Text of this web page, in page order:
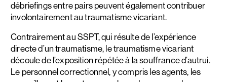
débriefings entre pairs peuvent également contribuer
involontairement au traumatisme vicariant.
Contrairement au SSPT, qui résulte de l’expérience
directe d’un traumatisme, le traumatisme vicariant
découle de l’exposition répétée à la souffrance d’autrui.
Le personnel correctionnel, y compris les agents, les